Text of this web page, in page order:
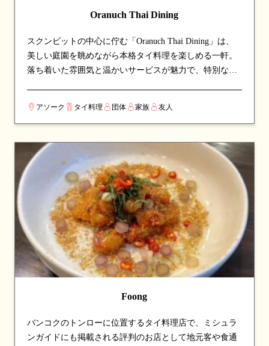
Oranuch Thai Dining
スクンビットの中心に佇む「Oranuch Thai Dining」は、
美しい庭園を眺めながら本格タイ料理を楽しめる一軒。
落ち着いた雰囲気と温かいサービスが魅力で、特別な日
ハンやパンダンティーも人気。丁寧な接客と居心地の良
い空間、そして手頃な価格が揃い、バンコクでも高い評
価を集めるタイ料理レストランです。
アソーク タイ料理 団体 家族 友人
Foong
バンコクのトンローに位置するタイ料理店で、ミシュラ
ンガイドにも掲載される評判のお店として地元客や食通